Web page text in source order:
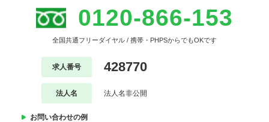
0120-866-153
全国共通フリーダイヤル / 携帯・PHPSからでもOKです
求人番号 428770
法人名 法人名非公開
お問い合わせの例